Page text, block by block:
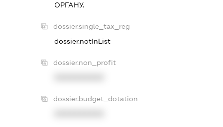
ОРГАНУ.
dossier.single_tax_reg
dossier.notInList
dossier.non_profit
dossier.budget_dotation